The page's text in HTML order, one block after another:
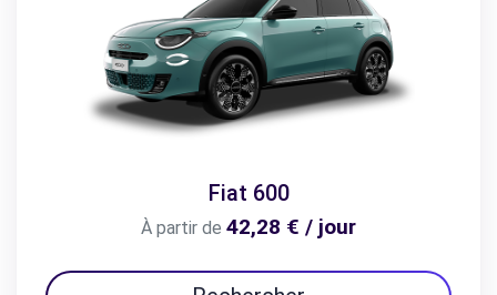
Fiat 600
À partir de 42,28 € / jour